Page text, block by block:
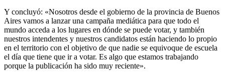
Y concluyó: «Nosotros desde el gobierno de la provincia de Buenos
Aires vamos a lanzar una campaña mediática para que todo el
mundo acceda a los lugares en dónde se puede votar, y también
nuestros intendentes y nuestros candidatos están haciendo lo propio
en el territorio con el objetivo de que nadie se equivoque de escuela
el día que tiene que ir a votar. Es algo que estamos trabajando
porque la publicación ha sido muy reciente».